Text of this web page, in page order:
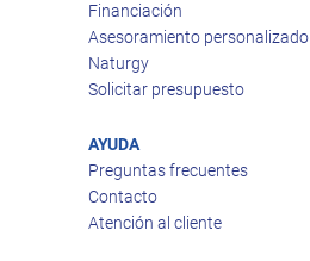
Financiación
Asesoramiento personalizado
Naturgy
Solicitar presupuesto
AYUDA
Preguntas frecuentes
Contacto
Atención al cliente